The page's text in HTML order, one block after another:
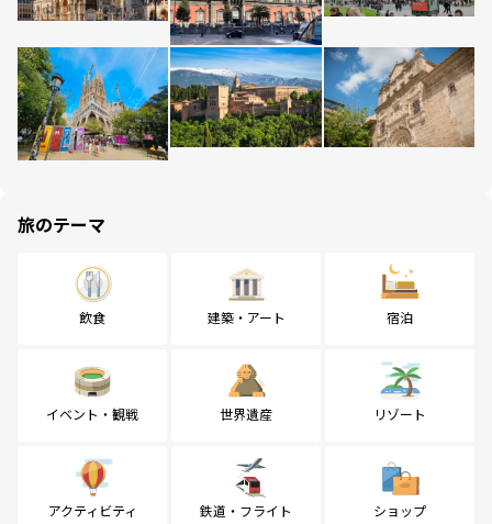
旅のテーマ
飲食 建築・アート 宿泊
イベント・観戦 世界遺産 リゾート
アクティビティ 鉄道・フライト ショップ